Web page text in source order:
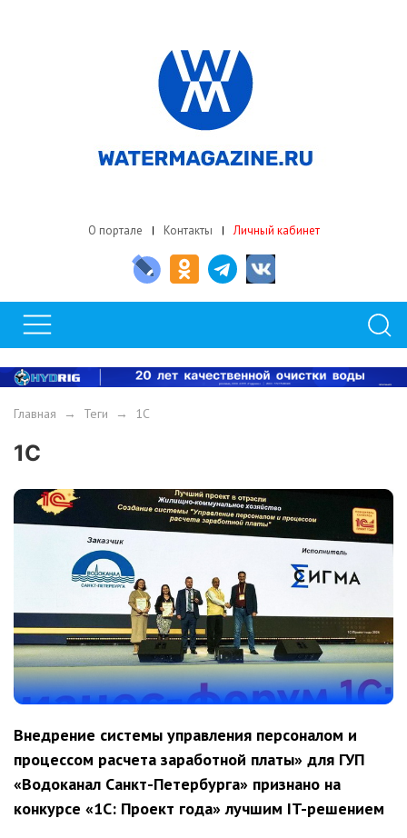
О портале Контакты Личный кабинет
Главная → Теги → 1С
1С
Внедрение системы управления персоналом и
процессом расчета заработной платы» для ГУП
«Водоканал Санкт-Петербурга» признано на
конкурсе «1С: Проект года» лучшим IT-решением